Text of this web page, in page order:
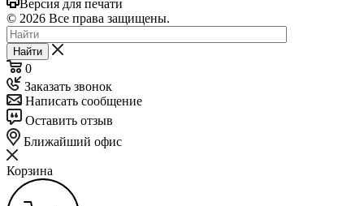
Версия для печати
© 2026 Все права защищены.
Найти
0
Заказать звонок
Написать сообщение
Оставить отзыв
Ближайший офис
Корзина